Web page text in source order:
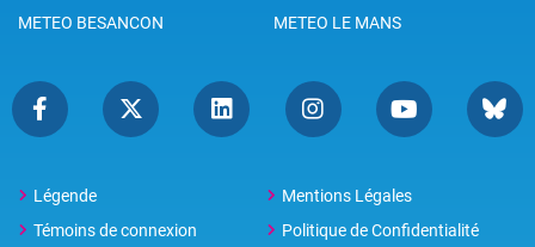
METEO BESANCON
METEO LE MANS
Légende
Mentions Légales
Témoins de connexion
Politique de Confidentialité